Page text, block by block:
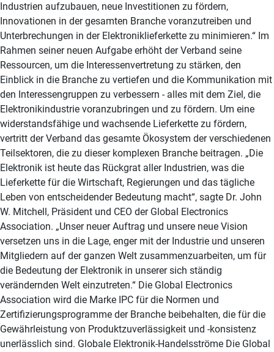
Industrien aufzubauen, neue Investitionen zu fördern,
Innovationen in der gesamten Branche voranzutreiben und
Unterbrechungen in der Elektroniklieferkette zu minimieren.“ Im
Rahmen seiner neuen Aufgabe erhöht der Verband seine
Ressourcen, um die Interessenvertretung zu stärken, den
Einblick in die Branche zu vertiefen und die Kommunikation mit
den Interessengruppen zu verbessern - alles mit dem Ziel, die
Elektronikindustrie voranzubringen und zu fördern. Um eine
widerstandsfähige und wachsende Lieferkette zu fördern,
vertritt der Verband das gesamte Ökosystem der verschiedenen
Teilsektoren, die zu dieser komplexen Branche beitragen. „Die
Elektronik ist heute das Rückgrat aller Industrien, was die
Lieferkette für die Wirtschaft, Regierungen und das tägliche
Leben von entscheidender Bedeutung macht“, sagte Dr. John
W. Mitchell, Präsident und CEO der Global Electronics
Association. „Unser neuer Auftrag und unsere neue Vision
versetzen uns in die Lage, enger mit der Industrie und unseren
Mitgliedern auf der ganzen Welt zusammenzuarbeiten, um für
die Bedeutung der Elektronik in unserer sich ständig
verändernden Welt einzutreten.“ Die Global Electronics
Association wird die Marke IPC für die Normen und
Zertifizierungsprogramme der Branche beibehalten, die für die
Gewährleistung von Produktzuverlässigkeit und -konsistenz
unerlässlich sind. Globale Elektronik-Handelsströme Die Global